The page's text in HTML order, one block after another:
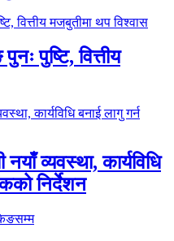
पुष्टि, वित्तीय
व्यवस्था, कार्यविधि
निर्देशन